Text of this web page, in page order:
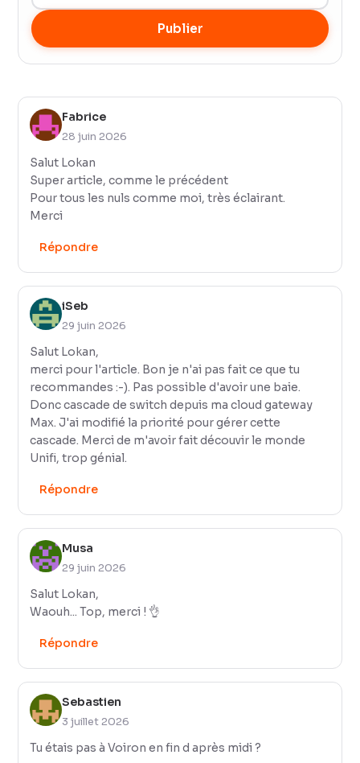
Publier
Fabrice
28 juin 2026
Salut Lokan
Super article, comme le précédent
Pour tous les nuls comme moi, très éclairant.
Merci
Répondre
iSeb
29 juin 2026
Salut Lokan,
merci pour l'article. Bon je n'ai pas fait ce que tu
recommandes :-). Pas possible d'avoir une baie.
Donc cascade de switch depuis ma cloud gateway
Max. J'ai modifié la priorité pour gérer cette
cascade. Merci de m'avoir fait découvir le monde
Unifi, trop génial.
Répondre
Musa
29 juin 2026
Salut Lokan,
Waouh... Top, merci ! 👌
Répondre
Sebastien
3 juillet 2026
Tu étais pas à Voiron en fin d après midi ?